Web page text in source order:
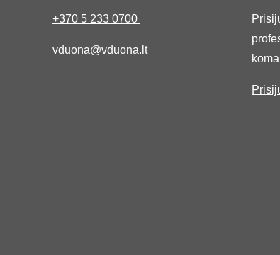
+370 5 233 0700
vduona@vduona.lt